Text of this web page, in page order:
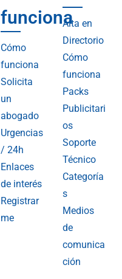
funciona
Cómo
funciona
Solicita
un
abogado
Urgencias
/ 24h
Enlaces
de interés
Registrar
me
Alta en
Directorio
Cómo
funciona
Packs
Publicitari
os
Soporte
Técnico
Categoría
s
Medios
de
comunica
ción